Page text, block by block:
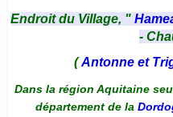
Endroit du Village, "
-
(Antonne et
Dans la région Aquitaine
département de la